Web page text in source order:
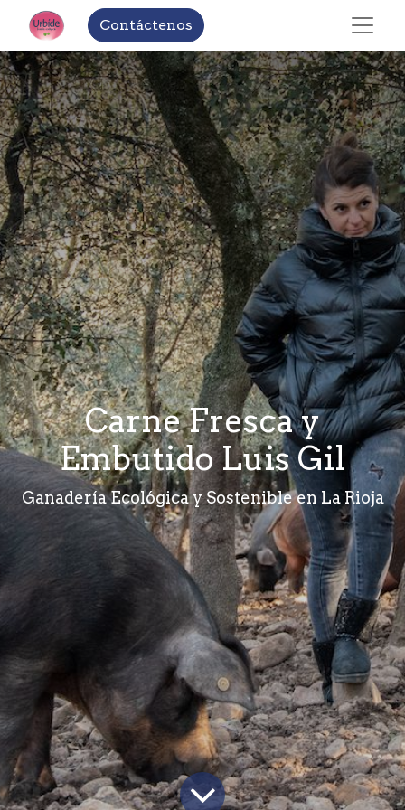
Contáctenos
Carne Fresca y
Embutido Luis Gil
Ganadería Ecológica y Sostenible en La Rioja